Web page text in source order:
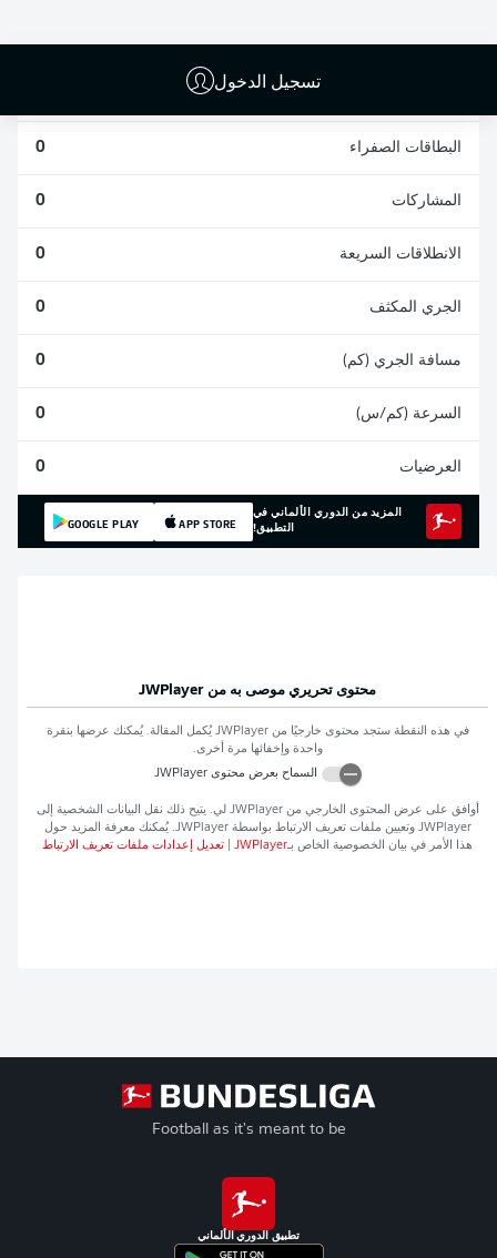
تسجيل الدخول
البطاقات الصفراء 0
المشاركات 0
الانطلاقات السريعة 0
الجري المكثف 0
مسافة الجري (كم) 0
السرعة (كم/س) 0
العرضيات 0
المزيد من الدوري الألماني في
التطبيق!
APP STORE
GOOGLE PLAY
محتوى تحريري موصى به من JWPlayer
في هذه النقطة ستجد محتوى خارجيًا منJWPlayer يُكمل المقالة. يُمكنك عرضها بنقرة
واحدة وإخفائها مرة أخرى.
السماح بعرض محتوىJWPlayer
أوافق على عرض المحتوى الخارجي منJWPlayer لي. يتيح ذلك نقل البيانات الشخصية إلى
JWPlayer وتعيين ملفات تعريف الارتباط بواسطةJWPlayer. يُمكنك معرفة المزيد حول
هذا الأمر في بيان الخصوصية الخاص بـJWPlayer تعديل إعدادات ملفات تعريف الارتباط
Football as it's meant to be
تطبيق الدوري الألماني